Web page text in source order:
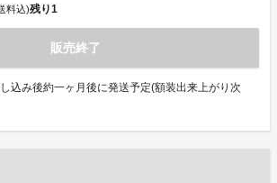
料込)残り1
販売終了
込み後約一ヶ月後に発送予定(額装出来上がり次